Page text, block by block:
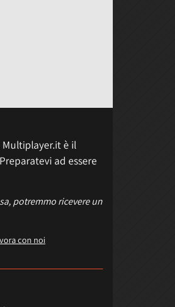
è il
ad essere
potremmo ricevere un
con noi